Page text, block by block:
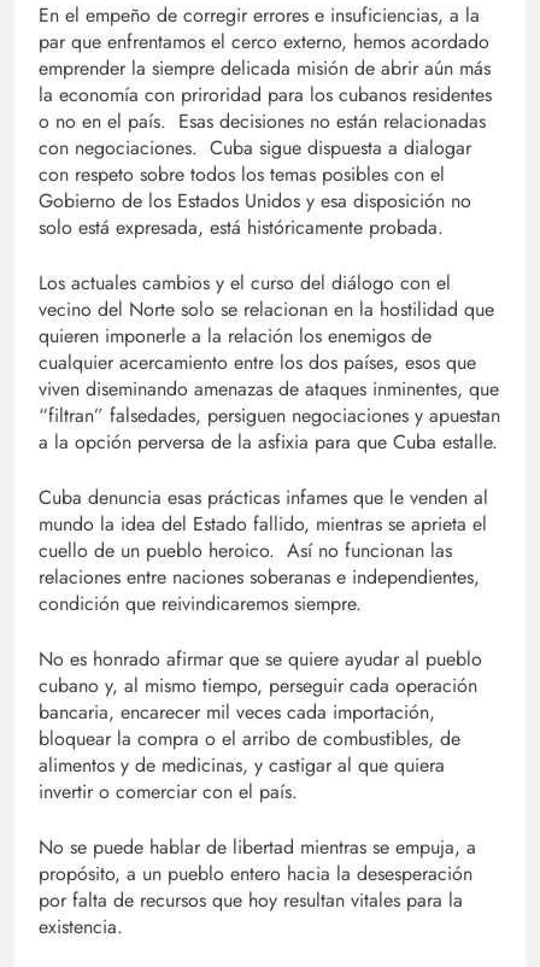
En el empeño de corregir errores e insuficiencias, a la
par que enfrentamos el cerco externo, hemos acordado
emprender la siempre delicada misión de abrir aún más
la economía con priroridad para los cubanos residentes
o no en el país. Esas decisiones no están relacionadas
con negociaciones. Cuba sigue dispuesta a dialogar
con respeto sobre todos los temas posibles con el
Gobierno de los Estados Unidos y esa disposición no
solo está expresada, está históricamente probada.
Los actuales cambios y el curso del diálogo con el
vecino del Norte solo se relacionan en la hostilidad que
quieren imponerle a la relación los enemigos de
cualquier acercamiento entre los dos países, esos que
viven diseminando amenazas de ataques inminentes, que
“filtran” falsedades, persiguen negociaciones y apuestan
a la opción perversa de la asfixia para que Cuba estalle.
Cuba denuncia esas prácticas infames que le venden al
mundo la idea del Estado fallido, mientras se aprieta el
cuello de un pueblo heroico. Así no funcionan las
relaciones entre naciones soberanas e independientes,
condición que reivindicaremos siempre.
No es honrado afirmar que se quiere ayudar al pueblo
cubano y, al mismo tiempo, perseguir cada operación
bancaria, encarecer mil veces cada importación,
bloquear la compra o el arribo de combustibles, de
alimentos y de medicinas, y castigar al que quiera
invertir o comerciar con el país.
No se puede hablar de libertad mientras se empuja, a
propósito, a un pueblo entero hacia la desesperación
por falta de recursos que hoy resultan vitales para la
existencia.